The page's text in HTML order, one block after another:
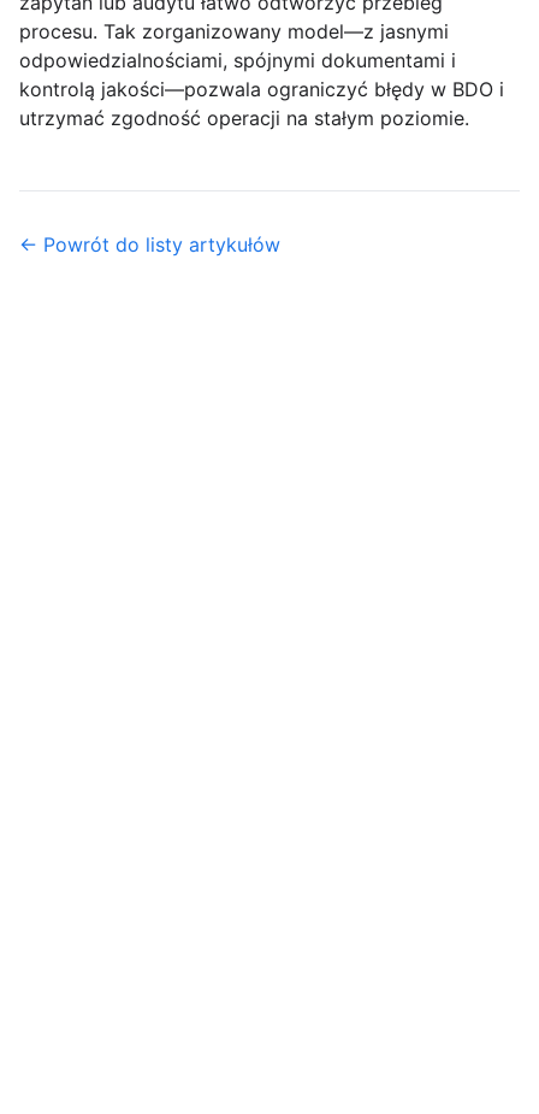
procesu. Tak zorganizowany model—z jasnymi
odpowiedzialnościami, spójnymi dokumentami i
kontrolą jakości—pozwala ograniczyć błędy w BDO i
utrzymać zgodność operacji na stałym poziomie.
← Powrót do listy artykułów